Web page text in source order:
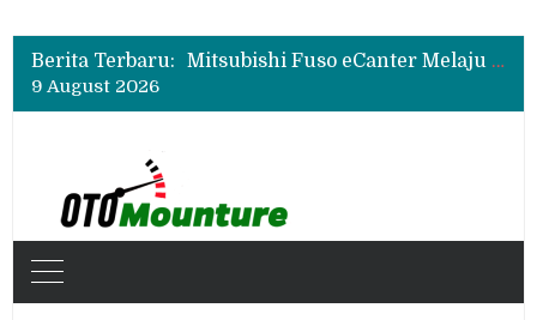
Berita Terbaru:
Mitsubishi Fuso eCanter Melaju di Bisnis Logistik, Fastana Jadi Pengguna Baru
Mitsubishi Fuso Perkenalkan Next Generation Zero Down Time di GIIAS 2026
9 August 2026